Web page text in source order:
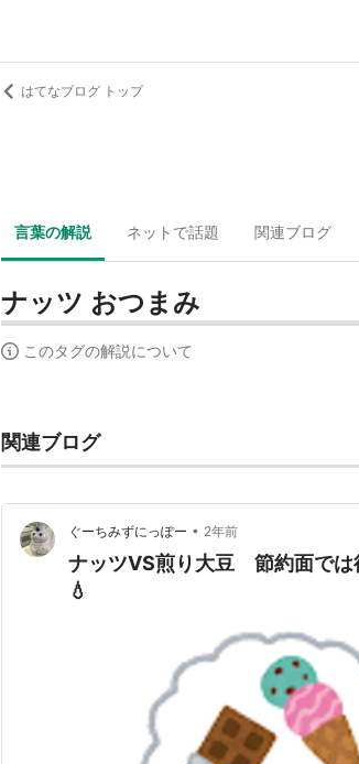
はてなブログ トップ
言葉の解説 ネットで話題 関連ブログ
ナッツ おつまみ
このタグの解説について
関連ブログ
ぐーちみずにっぽー • 2年前
ナッツVS煎り大豆 節約面では
💧